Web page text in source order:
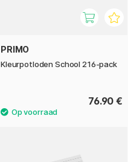
PRIMO
Kleurpotloden School 216-pack
76.90 €